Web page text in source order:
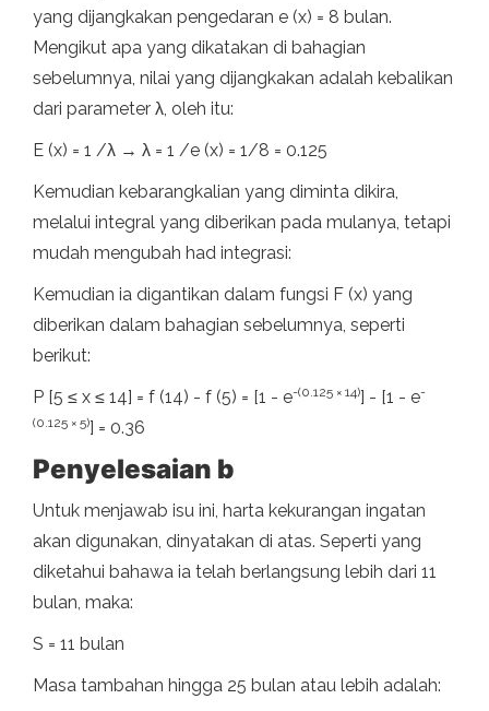
yang dijangkakan pengedaran e (x) = 8 bulan.
Mengikut apa yang dikatakan di bahagian
sebelumnya, nilai yang dijangkakan adalah kebalikan
dari parameter λ, oleh itu:
E (x) = 1 /λ → λ = 1 /e (x) = 1/8 = 0.125
Kemudian kebarangkalian yang diminta dikira,
melalui integral yang diberikan pada mulanya, tetapi
mudah mengubah had integrasi:
Kemudian ia digantikan dalam fungsi F (x) yang
diberikan dalam bahagian sebelumnya, seperti
berikut:
P [5 ≤ x ≤ 14] = f (14) - f (5) = [1 - e-(0.125 × 14)] - [1 - e-
(0.125 × 5)] = 0.36
Penyelesaian b
Untuk menjawab isu ini, harta kekurangan ingatan
akan digunakan, dinyatakan di atas. Seperti yang
diketahui bahawa ia telah berlangsung lebih dari 11
bulan, maka:
S = 11 bulan
Masa tambahan hingga 25 bulan atau lebih adalah: